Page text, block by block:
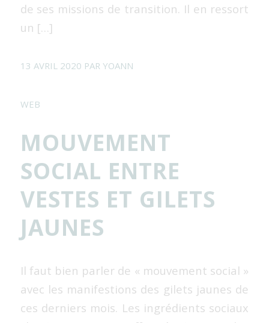
de ses missions de transition. Il en ressort
un […]
13 AVRIL 2020 PAR YOANN
WEB
MOUVEMENT
SOCIAL ENTRE
VESTES ET GILETS
JAUNES
Il faut bien parler de « mouvement social »
avec les manifestions des gilets jaunes de
ces derniers mois. Les ingrédients sociaux